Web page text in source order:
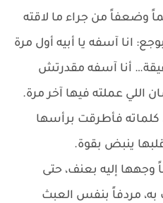
وضعفاً من جراء ما لاقته
انا آسفه يا أبيه أول مرة
أنا آسفه مقدرتش
اللي عملته فيها آخر مرة.
فأطرقت برأسها
ينبض بقوة.
إليه بعنف، حتى
مردفاً بنفس العبث